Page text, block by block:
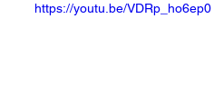
https://youtu.be/VDRp_ho6ep0